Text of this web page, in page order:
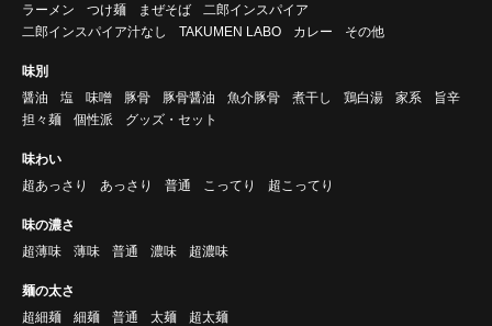
ラーメン
つけ麺 まぜそば
二郎インスパイア
二郎インスパイア汁なし
TAKUMEN LABO カレー その他
味別
醤油
塩 味噌 豚骨 豚骨醤油 魚介豚骨 煮干し 鶏白湯 家系
旨辛
担々麺
個性派 グッズ・セット
味わい
超あっさり
あっさり 普通 こってり 超こってり
味の濃さ
超薄味
薄味 普通 濃味 超濃味
麺の太さ
超細麺
細麺 普通 太麺 超太麺